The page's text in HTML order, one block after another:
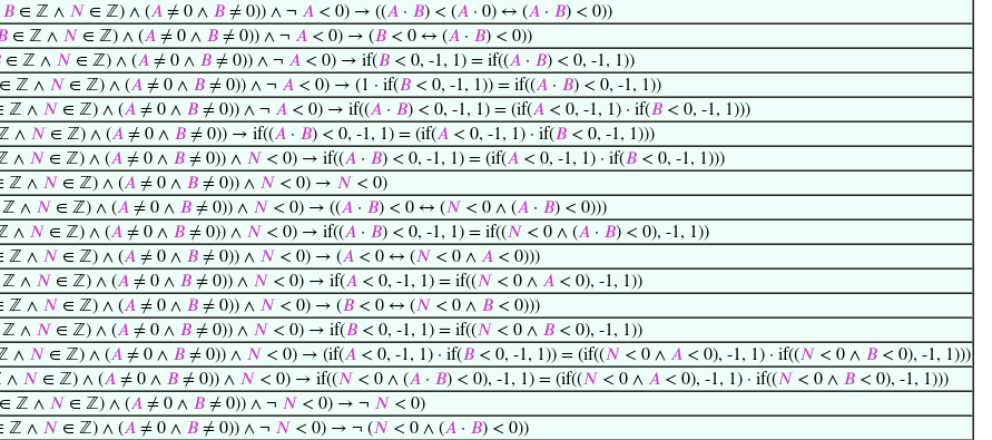
𝐵 ∈ ℤ ∧ 𝑁 ∈ ℤ) ∧ (𝐴 ≠ 0 ∧ 𝐵 ≠ 0)) ∧ ¬ 𝐴 < 0) → ((𝐴 · 𝐵) < (𝐴 · 0) ↔ (𝐴 · 𝐵) < 0))
∈ ℤ ∧ 𝑁 ∈ ℤ) ∧ (𝐴 ≠ 0 ∧ 𝐵 ≠ 0)) ∧ ¬ 𝐴 < 0) → (𝐵 < 0 ↔ (𝐴 · 𝐵) < 0))
∈ ℤ ∧ 𝑁 ∈ ℤ) ∧ (𝐴 ≠ 0 ∧ 𝐵 ≠ 0)) ∧ ¬ 𝐴 < 0) → if(𝐵 < 0, -1, 1) = if((𝐴 · 𝐵) < 0, -1, 1))
∈ ℤ ∧ 𝑁 ∈ ℤ) ∧ (𝐴 ≠ 0 ∧ 𝐵 ≠ 0)) ∧ ¬ 𝐴 < 0) → (1 · if(𝐵 < 0, -1, 1)) = if((𝐴 · 𝐵) < 0, -1, 1))
ℤ ∧ 𝑁 ∈ ℤ) ∧ (𝐴 ≠ 0 ∧ 𝐵 ≠ 0)) ∧ ¬ 𝐴 < 0) → if((𝐴 · 𝐵) < 0, -1, 1) = (if(𝐴 < 0, -1, 1) · if(𝐵 < 0, -1, 1)))
∧ 𝑁 ∈ ℤ) ∧ (𝐴 ≠ 0 ∧ 𝐵 ≠ 0)) → if((𝐴 · 𝐵) < 0, -1, 1) = (if(𝐴 < 0, -1, 1) · if(𝐵 < 0, -1, 1)))
∧ 𝑁 ∈ ℤ) ∧ (𝐴 ≠ 0 ∧ 𝐵 ≠ 0)) ∧ 𝑁 < 0) → if((𝐴 · 𝐵) < 0, -1, 1) = (if(𝐴 < 0, -1, 1) · if(𝐵 < 0, -1, 1)))
ℤ ∧ 𝑁 ∈ ℤ) ∧ (𝐴 ≠ 0 ∧ 𝐵 ≠ 0)) ∧ 𝑁 < 0) → 𝑁 < 0)
ℤ ∧ 𝑁 ∈ ℤ) ∧ (𝐴 ≠ 0 ∧ 𝐵 ≠ 0)) ∧ 𝑁 < 0) → ((𝐴 · 𝐵) < 0 ↔ (𝑁 < 0 ∧ (𝐴 · 𝐵) < 0)))
∧ 𝑁 ∈ ℤ) ∧ (𝐴 ≠ 0 ∧ 𝐵 ≠ 0)) ∧ 𝑁 < 0) → if((𝐴 · 𝐵) < 0, -1, 1) = if((𝑁 < 0 ∧ (𝐴 · 𝐵) < 0), -1, 1))
ℤ ∧ 𝑁 ∈ ℤ) ∧ (𝐴 ≠ 0 ∧ 𝐵 ≠ 0)) ∧ 𝑁 < 0) → (𝐴 < 0 ↔ (𝑁 < 0 ∧ 𝐴 < 0)))
ℤ ∧ 𝑁 ∈ ℤ) ∧ (𝐴 ≠ 0 ∧ 𝐵 ≠ 0)) ∧ 𝑁 < 0) → if(𝐴 < 0, -1, 1) = if((𝑁 < 0 ∧ 𝐴 < 0), -1, 1))
ℤ ∧ 𝑁 ∈ ℤ) ∧ (𝐴 ≠ 0 ∧ 𝐵 ≠ 0)) ∧ 𝑁 < 0) → (𝐵 < 0 ↔ (𝑁 < 0 ∧ 𝐵 < 0)))
ℤ ∧ 𝑁 ∈ ℤ) ∧ (𝐴 ≠ 0 ∧ 𝐵 ≠ 0)) ∧ 𝑁 < 0) → if(𝐵 < 0, -1, 1) = if((𝑁 < 0 ∧ 𝐵 < 0), -1, 1))
∧ 𝑁 ∈ ℤ) ∧ (𝐴 ≠ 0 ∧ 𝐵 ≠ 0)) ∧ 𝑁 < 0) → (if(𝐴 < 0, -1, 1) · if(𝐵 < 0, -1, 1)) = (if((𝑁 < 0 ∧ 𝐴 < 0), -1, 1) · if((𝑁 < 0 ∧ 𝐵 < 0), -1, 1)))
∧ 𝑁 ∈ ℤ) ∧ (𝐴 ≠ 0 ∧ 𝐵 ≠ 0)) ∧ 𝑁 < 0) → if((𝑁 < 0 ∧ (𝐴 · 𝐵) < 0), -1, 1) = (if((𝑁 < 0 ∧ 𝐴 < 0), -1, 1) · if((𝑁 < 0 ∧ 𝐵 < 0), -1, 1)))
∈ ℤ ∧ 𝑁 ∈ ℤ) ∧ (𝐴 ≠ 0 ∧ 𝐵 ≠ 0)) ∧ ¬ 𝑁 < 0) → ¬ 𝑁 < 0)
ℤ ∧ 𝑁 ∈ ℤ) ∧ (𝐴 ≠ 0 ∧ 𝐵 ≠ 0)) ∧ ¬ 𝑁 < 0) → ¬ (𝑁 < 0 ∧ (𝐴 · 𝐵) < 0))